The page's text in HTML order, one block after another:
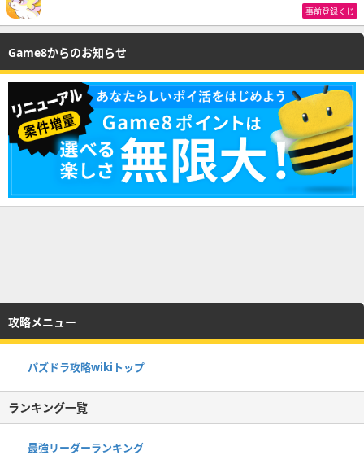
事前登録くじ
Game8からのお知らせ
攻略メニュー
パズドラ攻略wikiトップ
ランキング一覧
最強リーダーランキング